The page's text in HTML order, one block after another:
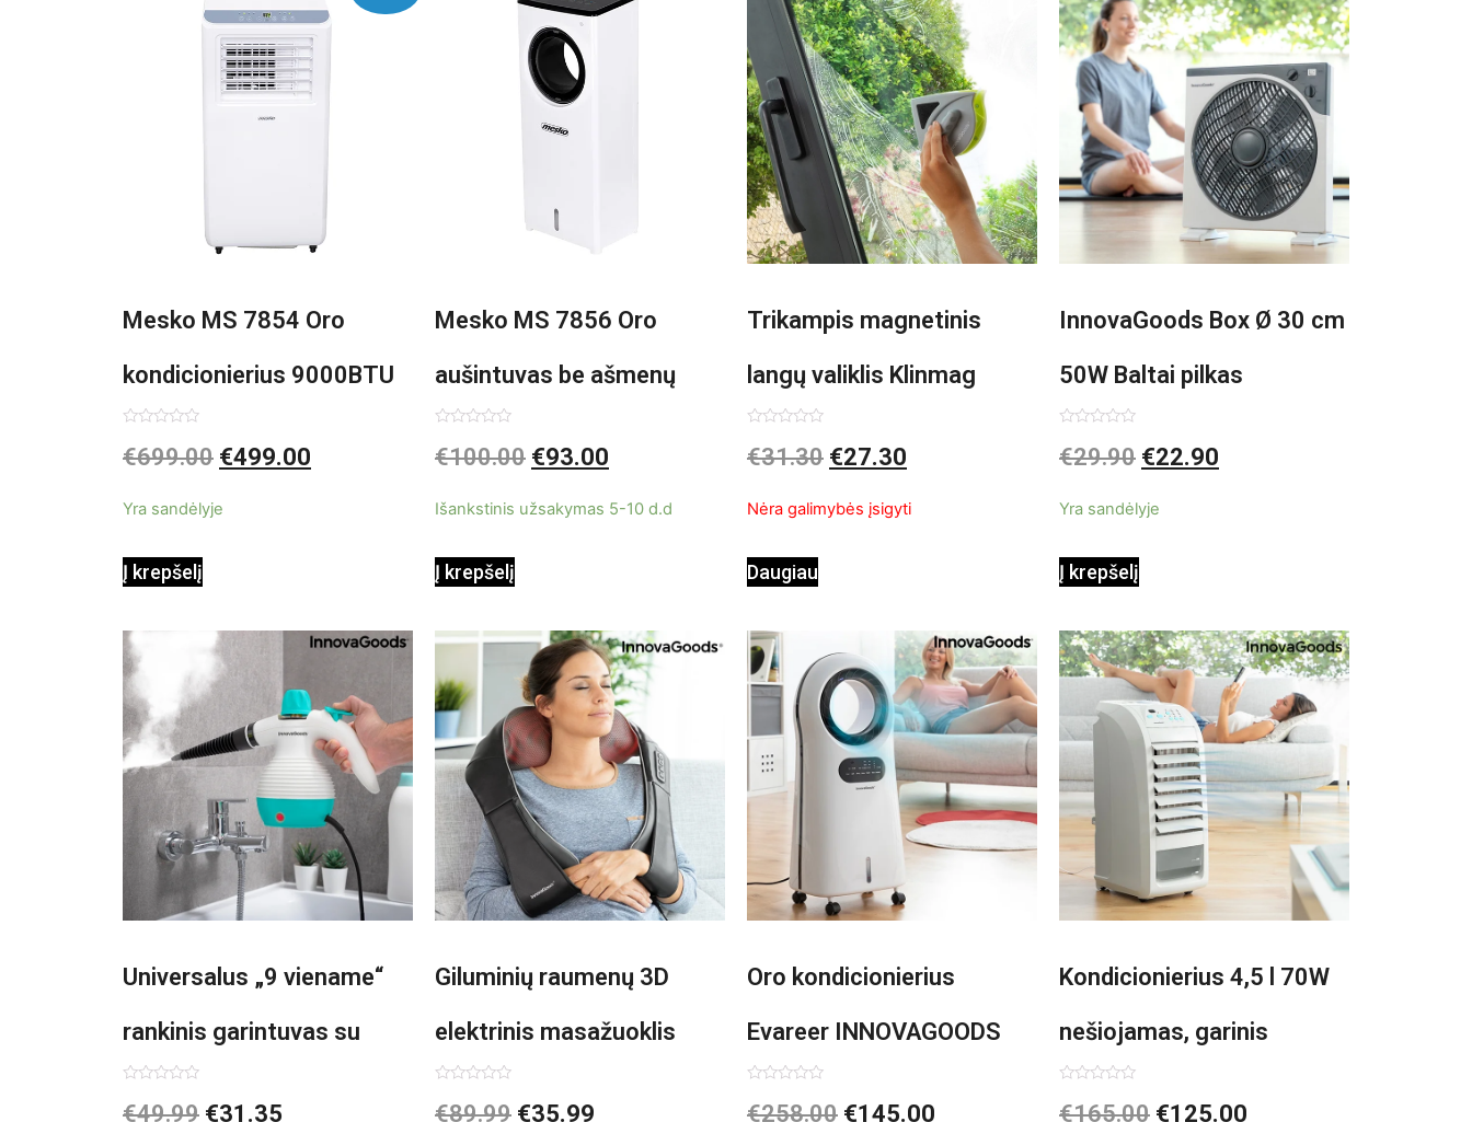
Mesko MS 7854 Oro
kondicionierius 9000BTU
0
iš
€699.00 €499.00
Yra sandėlyje
Į krepšelį
Mesko MS 7856 Oro
aušintuvas be ašmenų
3in1
0
iš
€100.00 €93.00
Išankstinis užsakymas 5-10 d.d
Į krepšelį
Trikampis magnetinis
langų valiklis Klinmag
InnovaGoods
0
iš
€31.30 €27.30
Nėra galimybės įsigyti
Daugiau
InnovaGoods Box Ø 30 cm
50W Baltai pilkas
pastatomas ventiliatorius
0
iš
€29.90 €22.90
Yra sandėlyje
Į krepšelį
Universalus „9 viename“
rankinis garintuvas su
priedais Steany
0
€49.99 €31.35
Giluminių raumenų 3D
elektrinis masažuoklis
InnovaGoods Shiatsu
0
€89.99 €35.99
Oro kondicionierius
Evareer INNOVAGOODS
90W mobilus, garinamasis,
0
€258.00 €145.00
Kondicionierius 4,5 l 70W
nešiojamas, garinis
0
€165.00 €125.00